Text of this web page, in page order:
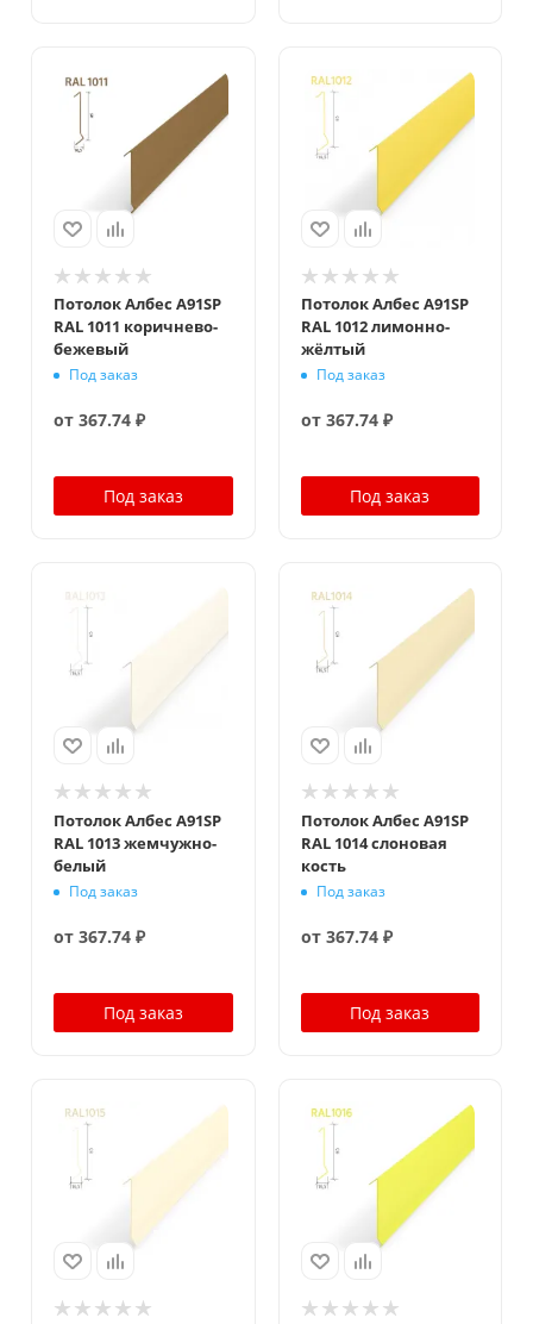
Потолок Албес A91SP
RAL 1011 коричнево-
бежевый
Под заказ
от 367.74 ₽
Под заказ
Потолок Албес A91SP
RAL 1012 лимонно-
жёлтый
Под заказ
от 367.74 ₽
Под заказ
Потолок Албес A91SP
RAL 1013 жемчужно-
белый
Под заказ
от 367.74 ₽
Под заказ
Потолок Албес A91SP
RAL 1014 слоновая
кость
Под заказ
от 367.74 ₽
Под заказ